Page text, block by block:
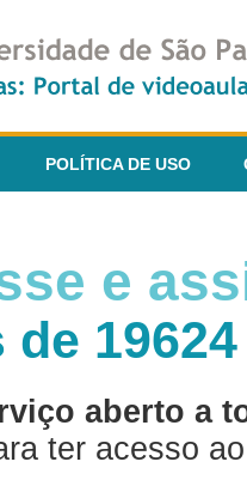
POLÍTICA DE USO
e
de
aberto a
ter acesso